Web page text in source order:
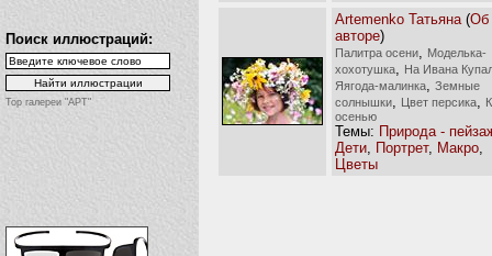
Поиск иллюстраций:
Top галереи "АРТ"
Artemenko Татьяна (Об
авторе)
Палитра осени
Моделька-
хохотушка
На Ивана
Яягода-малинка
Земные
солнышки
Цвет персика
осенью
Темы: Природа -
Дети
Портрет, Макро
Цветы